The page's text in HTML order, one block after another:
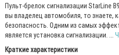
Пульт-брелок сигнализации StarLine
вы владелец автомобиля, то знаете,
безопасность. Одним из самых
является установка сигнализации. ...
Краткие характеристики